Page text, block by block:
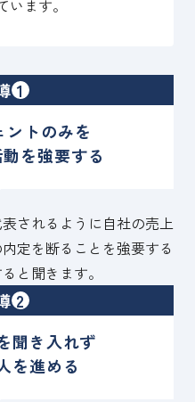
ます。
1
ントのみを
を強要する
されるように自社の売上
定を断ることを強要する
と聞きます。
2
聞き入れず
を進める